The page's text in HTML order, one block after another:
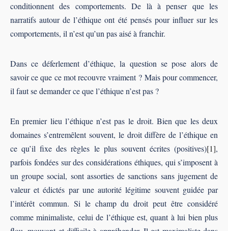
conditionnent des comportements. De là à penser que les
narratifs autour de l’éthique ont été pensés pour influer sur les
comportements, il n’est qu’un pas aisé à franchir.
Dans ce déferlement d’éthique, la question se pose alors de
savoir ce que ce mot recouvre vraiment ? Mais pour commencer,
il faut se demander ce que l’éthique n’est pas ?
En premier lieu l’éthique n’est pas le droit. Bien que les deux
domaines s’entremêlent souvent, le droit diffère de l’éthique en
ce qu’il fixe des règles le plus souvent écrites (positives)[1],
parfois fondées sur des considérations éthiques, qui s’imposent à
un groupe social, sont assorties de sanctions sans jugement de
valeur et édictés par une autorité légitime souvent guidée par
l’intérêt commun. Si le champ du droit peut être considéré
comme minimaliste, celui de l’éthique est, quant à lui bien plus